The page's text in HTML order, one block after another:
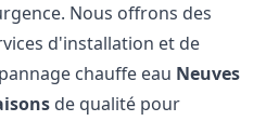
Nous offrons des
d'installation et de
chauffe eau Neuves
de qualité pour